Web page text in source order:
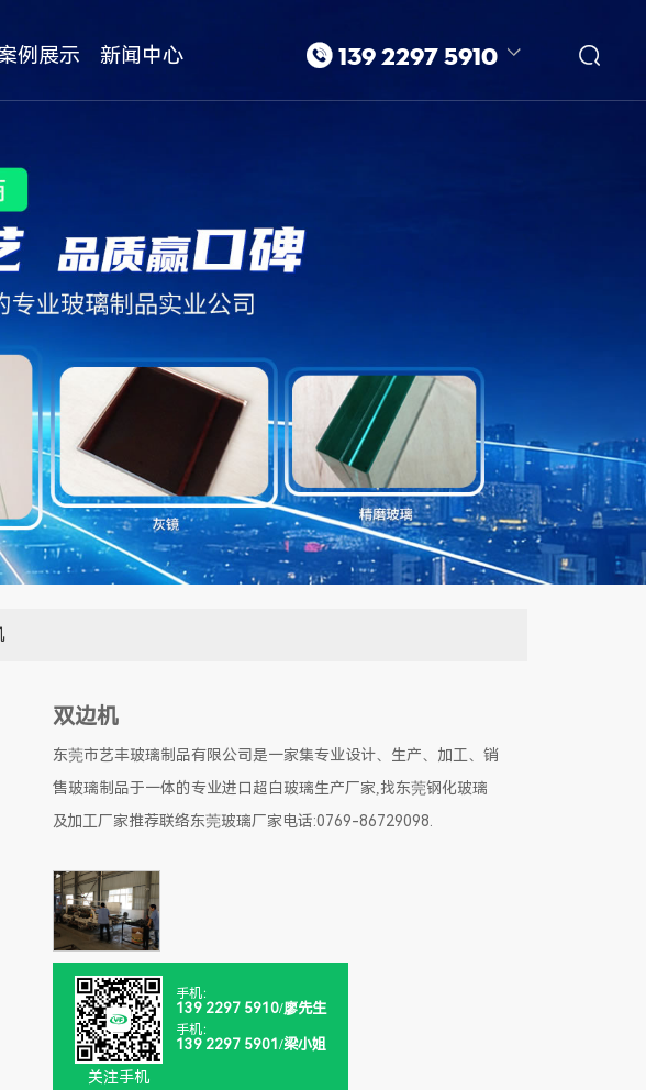

进口超白玻璃 玻璃生产厂家
东莞玻璃加工厂家
139 2297 5910
例展示 新闻中心
双边机
东莞市艺丰玻璃制品有限公司是一家集专业设计、生产、加工、销
售玻璃制品于一体的专业进口超白玻璃生产厂家,找东莞钢化玻璃
及加工厂家推荐联络东莞玻璃厂家电话:0769-86729098.
关注手机
手机：
139 2297 5910/廖先生
手机：
139 2297 5901/梁小姐